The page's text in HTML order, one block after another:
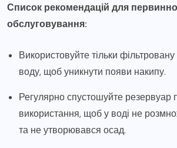
Список рекомендацій для
обслуговування:
Використовуйте тільки
воду, щоб уникнути появи накипу.
Регулярно спустошуйте резервуар
використання, щоб у воді не
та не утворювався осад.